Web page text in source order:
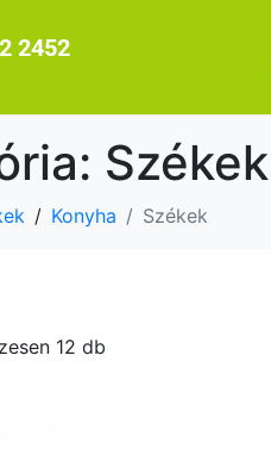
2452
Székek
Konyha Székek
12 db